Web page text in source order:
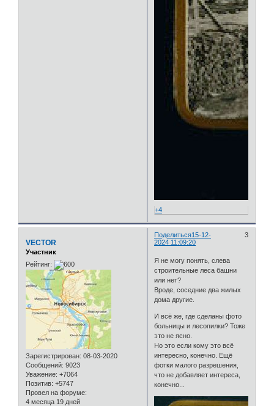
+4
Поделиться 3
15-12-
2024 11:09:20
VECTOR
Участник
Рейтинг:
Зарегистрирован: 08-03-2020
Сообщений: 9023
Уважение: +7064
Позитив: +5747
Провел на форуме:
4 месяца 19 дней
Я не могу понять, слева
строительные леса башни
или нет?
Вроде, соседние два жилых
дома другие.
И всё же, где сделаны фото
больницы и лесопилки? Тоже
это не ясно.
Но это если кому это всё
интересно, конечно. Ещё
фотки малого разрешения,
что не добавляет интереса,
конечно...